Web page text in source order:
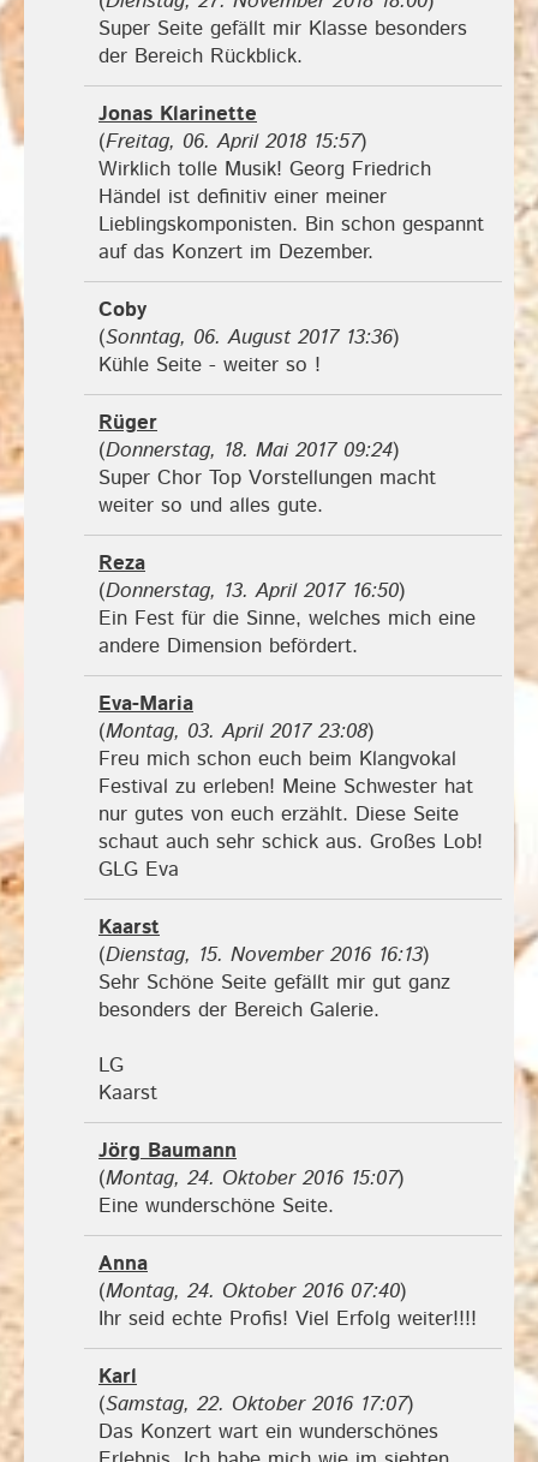
Super Seite gefällt mir Klasse besonders
der Bereich Rückblick.
Jonas Klarinette
(Freitag, 06. April 2018 15:57)
Wirklich tolle Musik! Georg Friedrich
Händel ist definitiv einer meiner
Lieblingskomponisten. Bin schon gespannt
auf das Konzert im Dezember.
Coby
(Sonntag, 06. August 2017 13:36)
Kühle Seite - weiter so !
Rüger
(Donnerstag, 18. Mai 2017 09:24)
Super Chor Top Vorstellungen macht
weiter so und alles gute.
Reza
(Donnerstag, 13. April 2017 16:50)
Ein Fest für die Sinne, welches mich eine
andere Dimension befördert.
Eva-Maria
(Montag, 03. April 2017 23:08)
Freu mich schon euch beim Klangvokal
Festival zu erleben! Meine Schwester hat
nur gutes von euch erzählt. Diese Seite
schaut auch sehr schick aus. Großes Lob!
GLG Eva
Kaarst
(Dienstag, 15. November 2016 16:13)
Sehr Schöne Seite gefällt mir gut ganz
besonders der Bereich Galerie.
LG
Kaarst
Jörg Baumann
(Montag, 24. Oktober 2016 15:07)
Eine wunderschöne Seite.
Anna
(Montag, 24. Oktober 2016 07:40)
Ihr seid echte Profis! Viel Erfolg weiter!!!!
Karl
(Samstag, 22. Oktober 2016 17:07)
Das Konzert wart ein wunderschönes